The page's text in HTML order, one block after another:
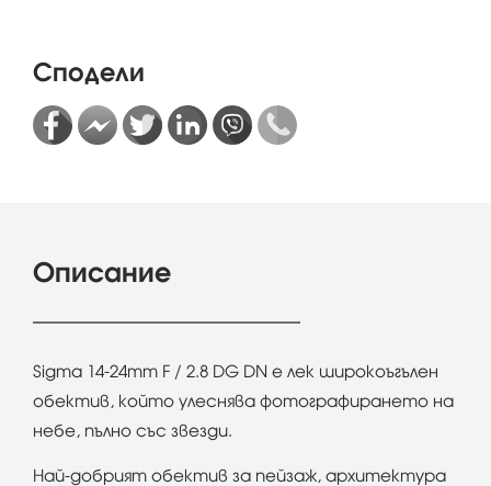
Сподели
Описание
Sigma 14-24mm F / 2.8 DG DN е лек широкоъгълен
обектив, който улеснява фотографирането на
небе, пълно със звезди.
Най-добрият обектив за пейзаж, архитектура